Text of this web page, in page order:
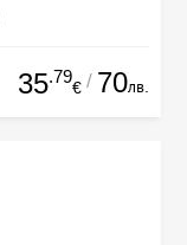
35.79
€ / 70лв.